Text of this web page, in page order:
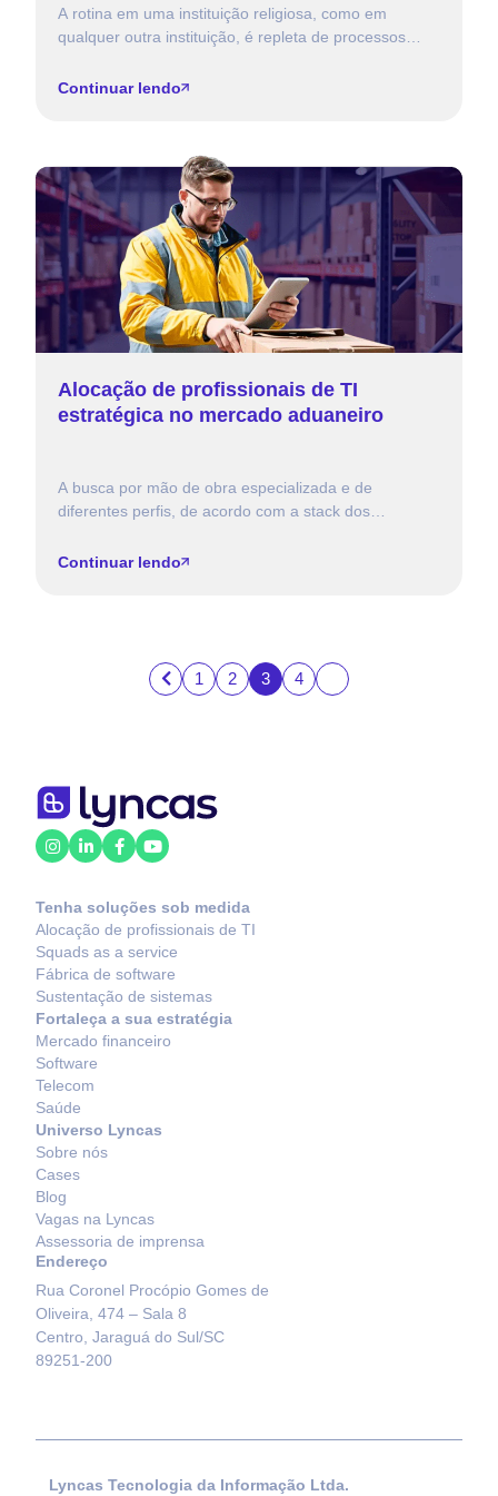
A rotina em uma instituição religiosa, como em
qualquer outra instituição, é repleta de processos
acaba […]
Continuar lendo
Alocação de profissionais de TI
estratégica no mercado aduaneiro
A busca por mão de obra especializada e de
diferentes perfis, de acordo com a stack dos
[…]
Continuar lendo
1 2 3 4
Tenha soluções sob medida
Alocação de profissionais de TI
Squads as a service
Fábrica de software
Sustentação de sistemas
Fortaleça a sua estratégia
Mercado financeiro
Software
Telecom
Saúde
Universo Lyncas
Sobre nós
Cases
Blog
Vagas na Lyncas
Assessoria de imprensa
Endereço
Rua Coronel Procópio Gomes de
Oliveira, 474 – Sala 8
Centro, Jaraguá do Sul/SC
89251-200
Lyncas Tecnologia da Informação Ltda.